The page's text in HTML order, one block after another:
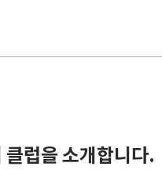
럽을 소개합니다.